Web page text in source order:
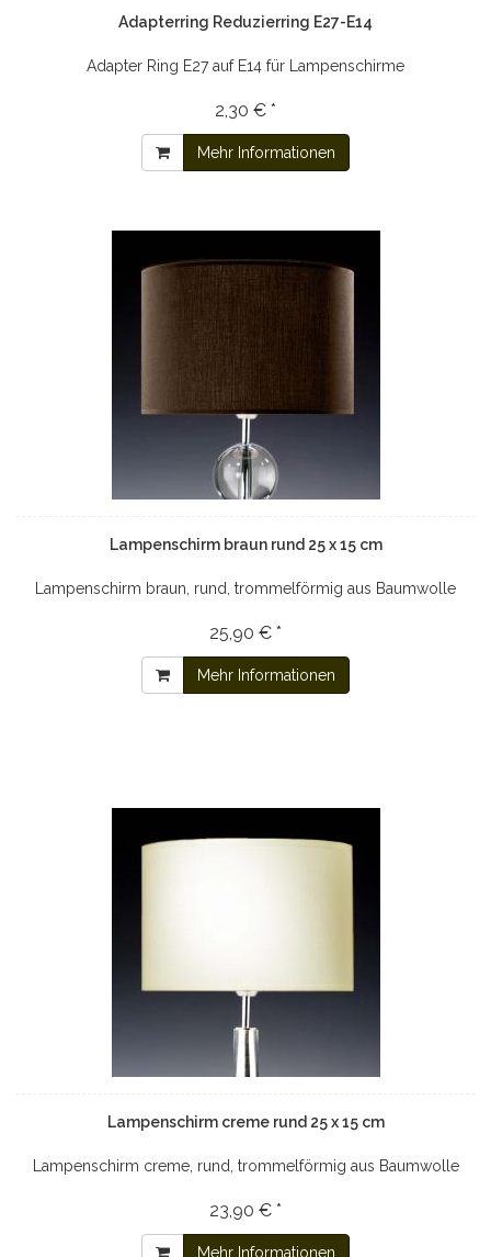
Adapterring Reduzierring E27-E14
Adapter Ring E27 auf E14 für Lampenschirme
2,30 € *
Mehr Informationen
Lampenschirm braun rund 25 x 15 cm
Lampenschirm braun, rund, trommelförmig aus Baumwolle
25,90 € *
Mehr Informationen
Lampenschirm creme rund 25 x 15 cm
Lampenschirm creme, rund, trommelförmig aus Baumwolle
23,90 € *
Mehr Informationen